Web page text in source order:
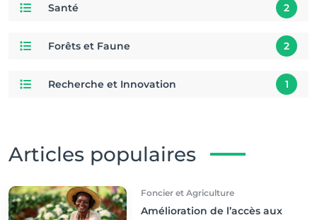
Santé 2
Forêts et Faune 2
Recherche et Innovation 1
Articles populaires
Foncier et Agriculture
Amélioration de l’accès aux